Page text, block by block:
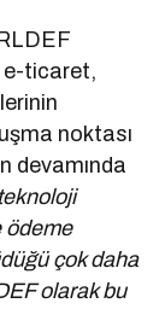
e-ticaret,
noktası
devamında
ödeme
çok daha
olarak bu